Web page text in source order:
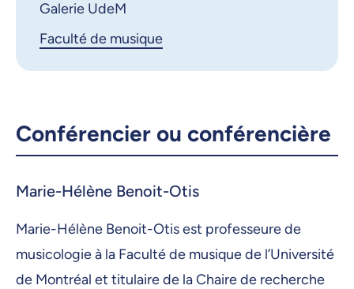
Galerie UdeM
Faculté de musique
Conférencier ou conférencière
Marie-Hélène Benoit-Otis
Marie-Hélène Benoit-Otis est professeure de
musicologie à la Faculté de musique de l’Université
de Montréal et titulaire de la Chaire de recherche